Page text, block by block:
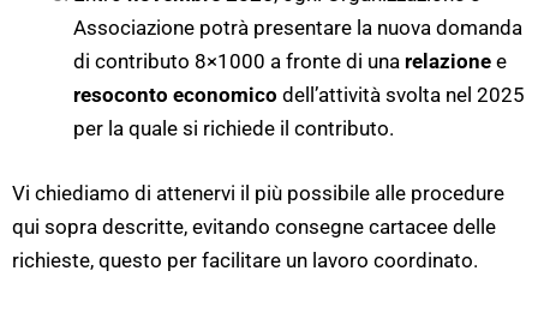
Associazione potrà presentare la nuova domanda
di contributo 8×1000 a fronte di una relazione e
resoconto economico dell’attività svolta nel 2025
per la quale si richiede il contributo.
Vi chiediamo di attenervi il più possibile alle procedure
qui sopra descritte, evitando consegne cartacee delle
richieste, questo per facilitare un lavoro coordinato.